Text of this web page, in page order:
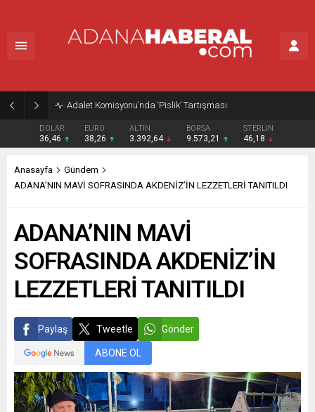
Adalet Komisyonu’nda ‘Pislik’ Tartışması
DOLAR
36,46
EURO
38,26
ALTIN
3.392,64
BORSA
9.573,21
STERLIN
46,18
Anasayfa
Gündem
ADANA’NIN MAVİ SOFRASINDA AKDENİZ’İN LEZZETLERİ TANITILDI
ADANA’NIN MAVİ
SOFRASINDA AKDENİZ’İN
LEZZETLERİ TANITILDI
Paylaş Tweetle Gönder
ABONE OL